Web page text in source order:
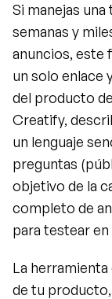
Si manejas
semanas y
anuncios, este
un solo enlace
del producto
Creatify,
un lenguaje
preguntas
objetivo de la
completo de
para testear
La
de tu